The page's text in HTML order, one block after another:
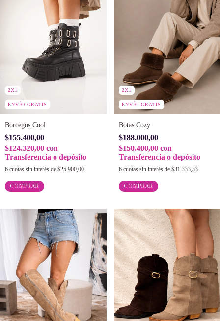
2X1
ENVÍO GRATIS
Borcegos Cool
$155.400,00
$124.320,00 con
Transferencia o depósito
6 cuotas sin interés de $25.900,00
COMPRAR
2X1
ENVÍO GRATIS
Botas Cozy
$188.000,00
$150.400,00 con
Transferencia o depósito
6 cuotas sin interés de $31.333,33
COMPRAR